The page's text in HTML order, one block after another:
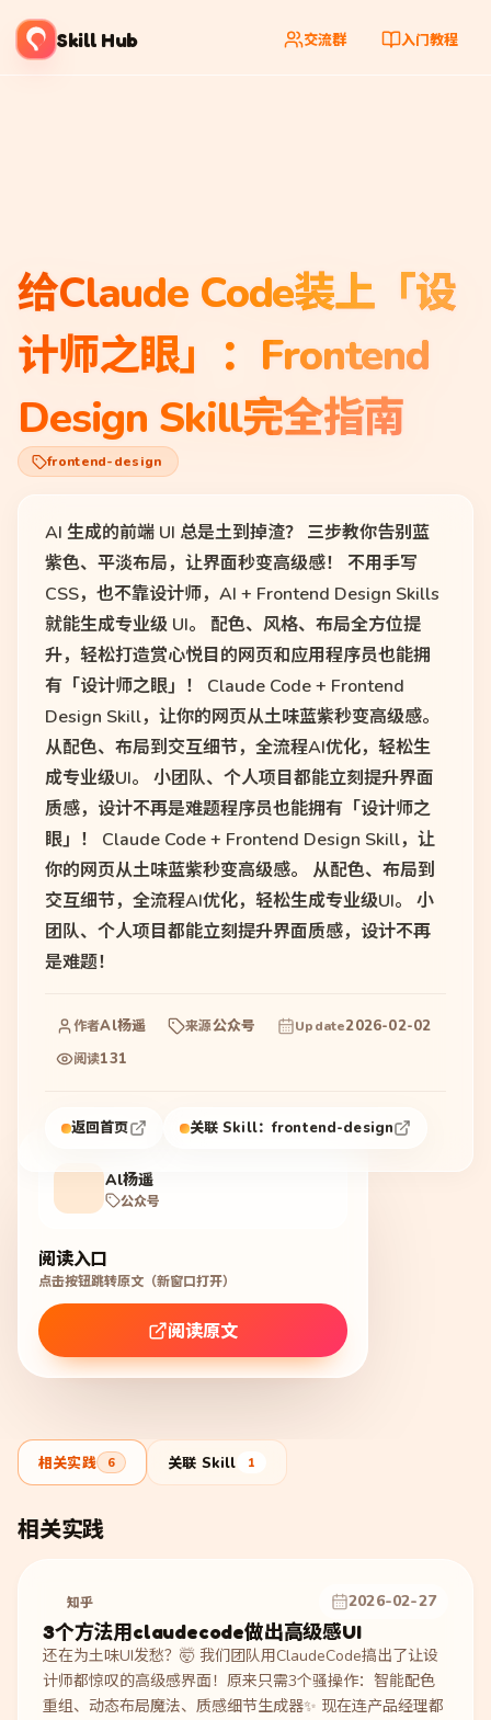
Skill Hub 交流群 入门教程
给Claude Code装上「设
计师之眼」：Frontend
Design Skill完全指南
frontend-design
AI 生成的前端 UI 总是土到掉渣？ 三步教你告别蓝
紫色、平淡布局，让界面秒变高级感！ 不用手写
CSS，也不靠设计师，AI + Frontend Design Skills
就能生成专业级 UI。 配色、风格、布局全方位提
升，轻松打造赏心悦目的网页和应用程序员也能拥
有「设计师之眼」！ Claude Code + Frontend
Design Skill，让你的网页从土味蓝紫秒变高级感。
从配色、布局到交互细节，全流程AI优化，轻松生
成专业级UI。 小团队、个人项目都能立刻提升界面
质感，设计不再是难题程序员也能拥有「设计师之
眼」！ Claude Code + Frontend Design Skill，让
你的网页从土味蓝紫秒变高级感。 从配色、布局到
交互细节，全流程AI优化，轻松生成专业级UI。 小
团队、个人项目都能立刻提升界面质感，设计不再
是难题！
作者Al杨遥 来源公众号 Update2026-02-02
阅读131
返回首页 关联 Skill：frontend-design
Al杨遥
公众号
阅读入口
点击按钮跳转原文（新窗口打开）
阅读原文
相关实践 6 关联 Skill 1
相关实践
知乎 2026-02-27
3个方法用claudecode做出高级感UI
还在为土味UI发愁？🤯 我们团队用ClaudeCode搞出了让设
计师都惊叹的高级感界面！原来只需3个骚操作：智能配色
重组、动态布局魔法、质感细节生成器✨ 现在连产品经理都